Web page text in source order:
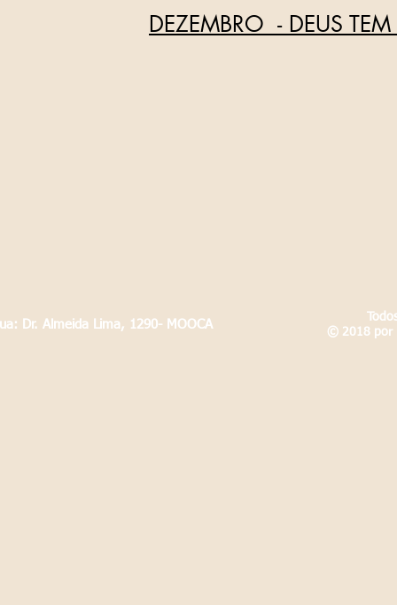
DEZEMBRO - DEUS
Dr. Almeida Lima, 1290- MOOCA
© 2018 por